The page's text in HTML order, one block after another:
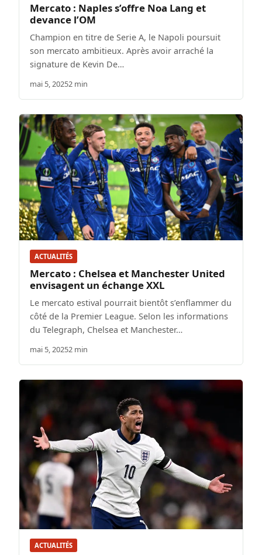
Mercato : Naples s’offre Noa Lang et
devance l’OM
Champion en titre de Serie A, le Napoli poursuit
son mercato ambitieux. Après avoir arraché la
signature de Kevin De…
mai 5, 20252 min
ACTUALITÉS
Mercato : Chelsea et Manchester United
envisagent un échange XXL
Le mercato estival pourrait bientôt s’enflammer du
côté de la Premier League. Selon les informations
du Telegraph, Chelsea et Manchester…
mai 5, 20252 min
ACTUALITÉS